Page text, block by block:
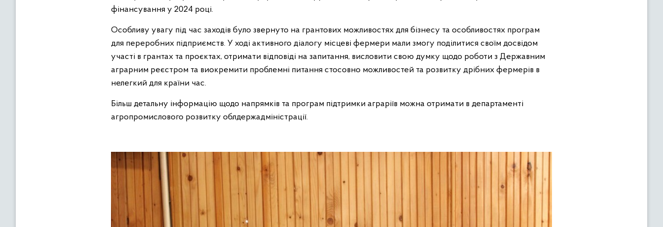
фінансування у 2024 році.
Особливу увагу під час заходів було звернуто на грантових можливостях для бізнесу та особливостях програм
для переробних підприємств. У ході активного діалогу місцеві фермери мали змогу поділитися своїм досвідом
участі в грантах та проєктах, отримати відповіді на запитання, висловити свою думку щодо роботи з Державним
аграрним реєстром та виокремити проблемні питання стосовно можливостей та розвитку дрібних фермерів в
нелегкий для країни час.
Більш детальну інформацію щодо напрямків та програм підтримки аграріїв можна отримати в департаменті
агропромислового розвитку облдержадміністрації.